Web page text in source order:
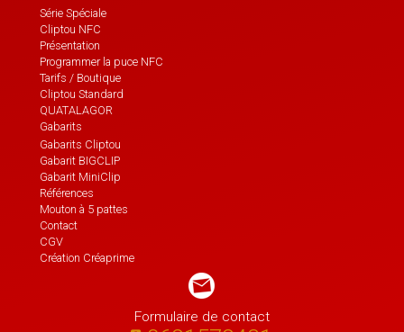
Série Spéciale
Cliptou NFC
Présentation
Programmer la puce NFC
Tarifs / Boutique
Cliptou Standard
QUATALAGOR
Gabarits
Gabarits Cliptou
Gabarit BIGCLIP
Gabarit MiniClip
Références
Mouton à 5 pattes
Contact
CGV
Création Créaprime
Formulaire de contact